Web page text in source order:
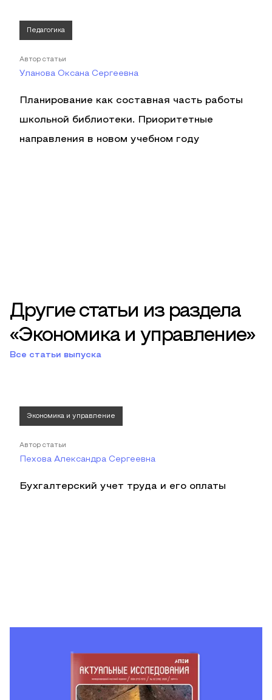
Педагогика
Автор статьи
Уланова Оксана Сергеевна
Планирование как составная часть работы
школьной библиотеки. Приоритетные
направления в новом учебном году
Другие статьи из раздела
«Экономика и управление»
Все статьи выпуска
Экономика и управление
Автор статьи
Пехова Александра Сергеевна
Бухгалтерский учет труда и его оплаты